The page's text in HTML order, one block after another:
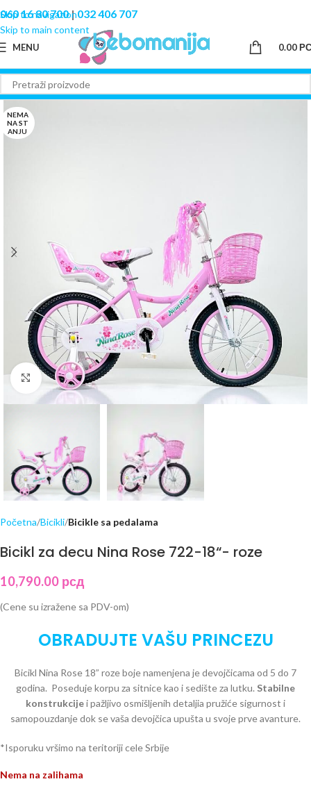
Skip to navigation
Skip to main content
060 16 80 700|032 406 707
MENU 0.00
NEMA
NA ST
ANJU
Click to enlarge
Početna Bicikli Bicikle sa pedalama
Bicikl za decu Nina Rose 722-18“- roze
10,790.00 рсд
(Cene su izražene sa PDV-om)
OBRADUJTE VAŠU PRINCEZU
Bicikl Nina Rose 18” roze boje namenjena je devojčicama od 5 do 7
godina. Poseduje korpu za sitnice kao i sedište za lutku. Stabilne
konstrukcijei pažljivo osmišljenih detaljia pružiće sigurnost i
samopouzdanje dok se vaša devojčica upušta u svoje prve avanture.
*Isporuku vršimo na teritoriji cele Srbije
Nema na zalihama